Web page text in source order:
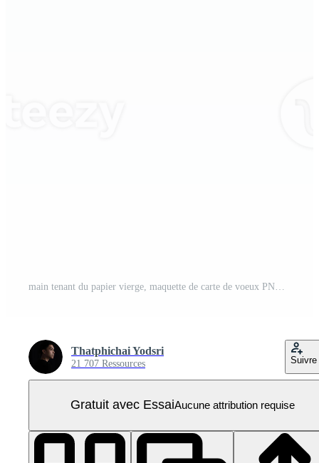
Thatphichai Yodsri
21 707 Ressources Suivre
Gratuit avec EssaiAucune attribution requise